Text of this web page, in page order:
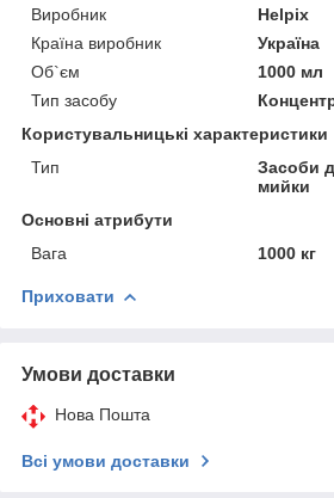
Виробник
Helpix
Країна виробник
Україна
Об`єм
1000 мл
Тип засобу
Користувальницькі характеристики
Тип
Засоби
мийки
Основні атрибути
Вага
1000 кг
Приховати
Умови доставки
Нова Пошта
Всі умови доставки